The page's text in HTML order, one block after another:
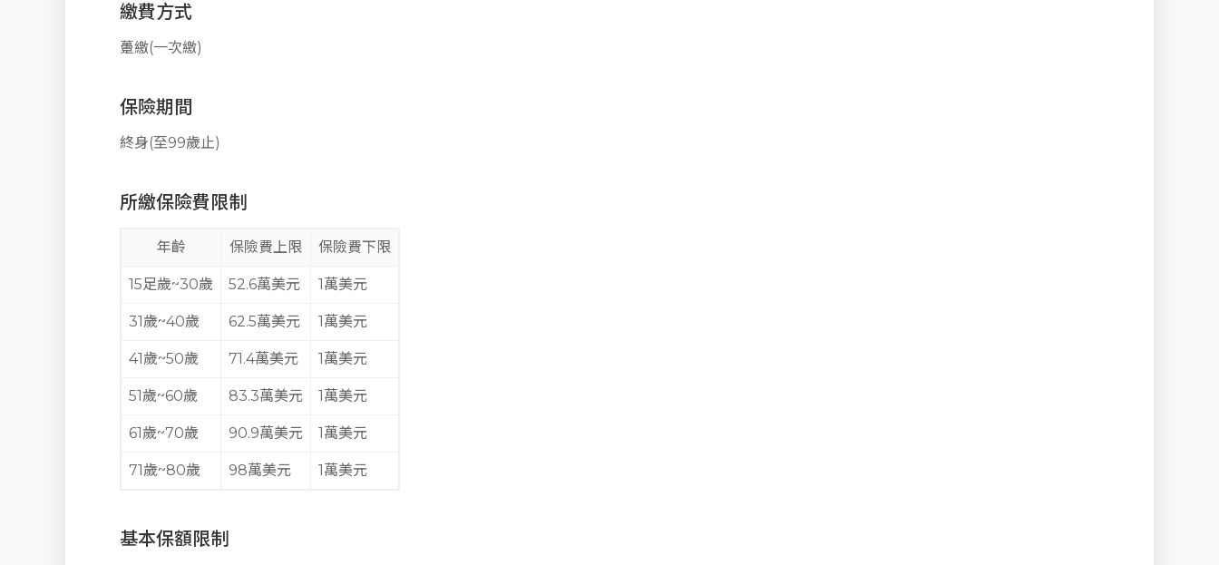
繳費方式
躉繳(一次繳)
保險期間
終身(至99歲止)
所繳保險費限制
年齡 保險費上限 保險費下限
15足歲~30歲 52.6萬美元 1萬美元
31歲~40歲 62.5萬美元 1萬美元
41歲~50歲 71.4萬美元 1萬美元
51歲~60歲 83.3萬美元 1萬美元
61歲~70歲 90.9萬美元 1萬美元
71歲~80歲 98萬美元 1萬美元
基本保額限制